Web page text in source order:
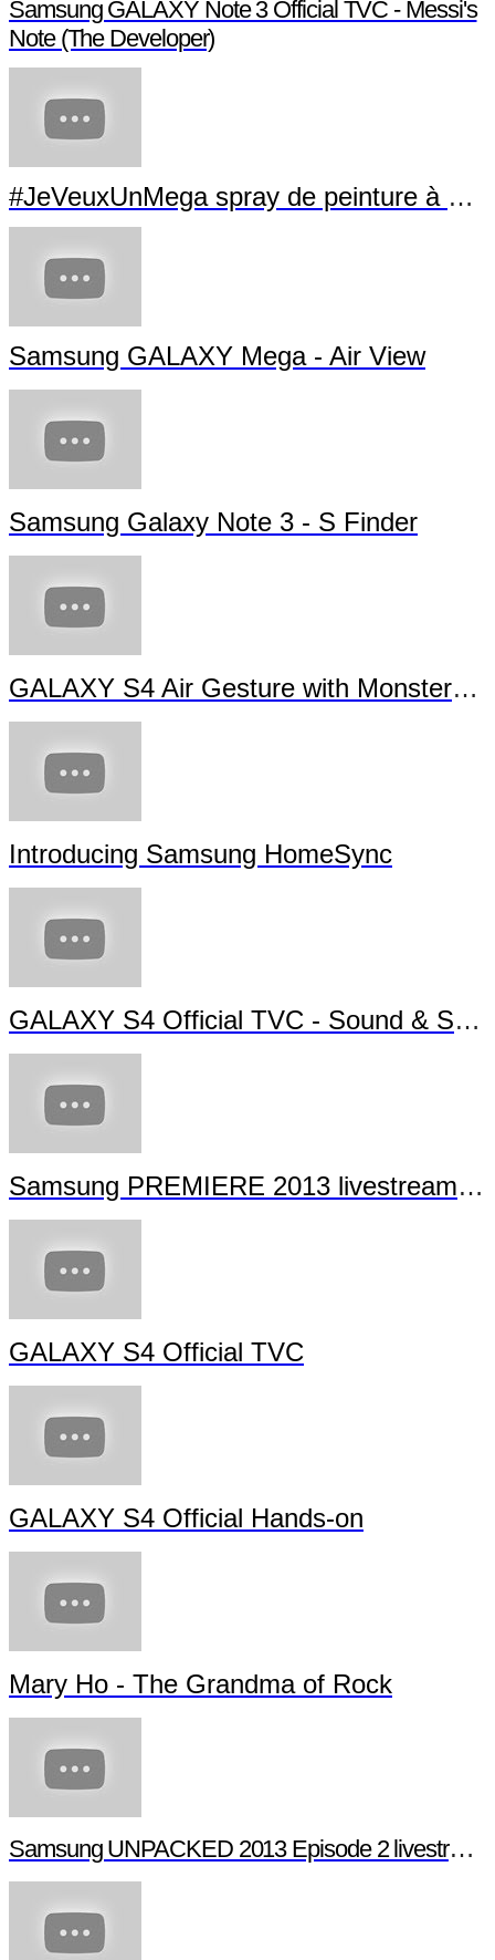
Samsung GALAXY Note 3 Official TVC - Messi's
Note (The Developer)
#JeVeuxUnMega spray de peinture à La Villette
Samsung GALAXY Mega - Air View
Samsung Galaxy Note 3 - S Finder
GALAXY S4 Air Gesture with Monsters University
Introducing Samsung HomeSync
GALAXY S4 Official TVC - Sound & Shot
Samsung PREMIERE 2013 livestream (full length)
GALAXY S4 Official TVC
GALAXY S4 Official Hands-on
Mary Ho - The Grandma of Rock
Samsung UNPACKED 2013 Episode 2 livestream (full length)